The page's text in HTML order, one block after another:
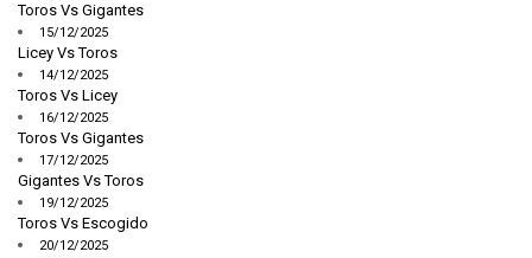
Toros Vs Gigantes
15/12/2025
Licey Vs Toros
14/12/2025
Toros Vs Licey
16/12/2025
Toros Vs Gigantes
17/12/2025
Gigantes Vs Toros
19/12/2025
Toros Vs Escogido
20/12/2025